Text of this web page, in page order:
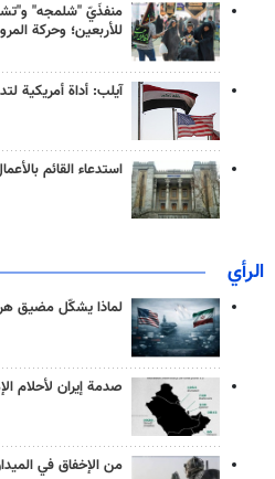
منفذَيّ "شلمجه"
للأربعين؛ وحركة
آيلب: أداة أمريكية
استدعاء القائم
الرأي
لماذا يشكّل مضيق
صدمة إيران لأحلام
من الإخفاق في